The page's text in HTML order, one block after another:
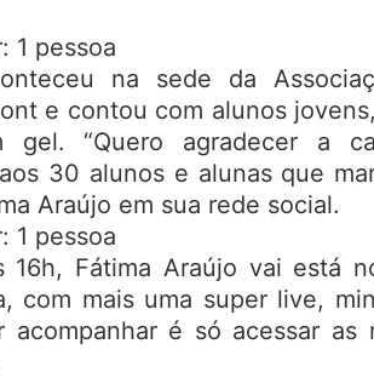
na sede da
e contou com alunos
gel. “Quero agradecer a
30 alunos e alunas que
Araújo em sua rede social.
16h, Fátima Araújo vai está
com mais uma super live,
acompanhar é só acessar